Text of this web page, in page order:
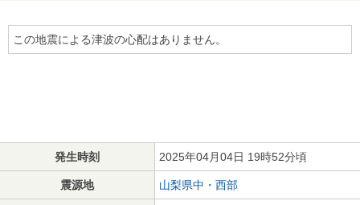
この地震による津波の心配はありません。
発生時刻 2025年04月04日 19時52分頃
震源地 山梨県中・西部